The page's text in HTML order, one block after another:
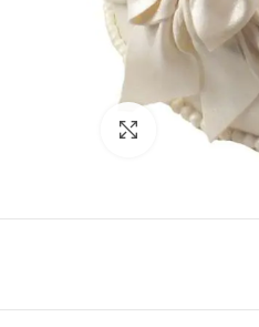
Click to enlarge